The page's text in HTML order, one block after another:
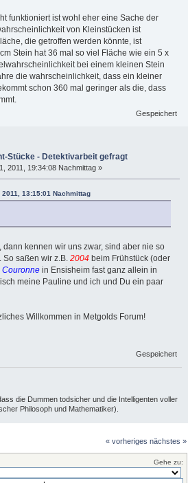
funktioniert ist wohl eher eine Sache der
von Kleinstücken ist
die getroffen werden könnte, ist
Stein hat 36 mal so viel Fläche wie ein 5 x
bei einem kleinen Stein
die wahrscheinlichkeit, dass ein kleiner
schon 360 mal geringer als die, dass
Gespeichert
Stücke - Detektivarbeit gefragt
2011, 19:34:08 Nachmittag »
13:15:01 Nachmittag
dann kennen wir uns zwar, sind aber nie so
So saßen wir z.B. 2004 beim Frühstück (oder
Couronne in Ensisheim fast ganz allein in
meine Pauline und ich und Du ein paar
Willkommen in Metgolds Forum!
Gespeichert
die Dummen todsicher und die Intelligenten voller
Philosoph und Mathematiker).
« vorheriges nächstes »
Gehe zu: